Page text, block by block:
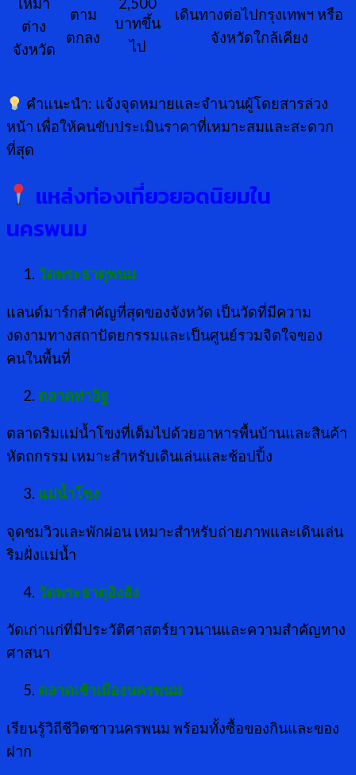
ต่าง
จังหวัด
ตาม
ตกลง
บาทขึ้น
ไป
เดินทางต่อไปกรุงเทพฯ หรือ
จังหวัดใกล้เคียง
คำแนะนำ: แจ้งจุดหมายและจำนวนผู้โดยสารล่วง
หน้า เพื่อให้คนขับประเมินราคาที่เหมาะสมและสะดวก
ที่สุด
แหล่งท่องเที่ยวยอดนิยมใน
นครพนม
วัดพระธาตุพนม
แลนด์มาร์กสำคัญที่สุดของจังหวัด เป็นวัดที่มีความ
งดงามทางสถาปัตยกรรมและเป็นศูนย์รวมจิตใจของ
คนในพื้นที่
ตลาดท่าอิฐ
ตลาดริมแม่น้ำโขงที่เต็มไปด้วยอาหารพื้นบ้านและสินค้า
หัตถกรรม เหมาะสำหรับเดินเล่นและช้อปปิ้ง
แม่น้ำโขง
จุดชมวิวและพักผ่อน เหมาะสำหรับถ่ายภาพและเดินเล่น
ริมฝั่งแม่น้ำ
วัดพระธาตุอิงฮัง
วัดเก่าแก่ที่มีประวัติศาสตร์ยาวนานและความสำคัญทาง
ศาสนา
ตลาดเช้าเมืองนครพนม
เรียนรู้วิถีชีวิตชาวนครพนม พร้อมทั้งซื้อของกินและของ
ฝาก